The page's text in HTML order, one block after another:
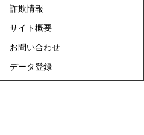
詐欺情報
サイト概要
お問い合わせ
データ登録